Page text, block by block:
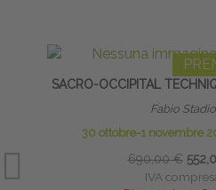
SACRO-OCCIPITAL
Fabio Stadio
30 ottobre-1 novembre
690,00 €
IVA